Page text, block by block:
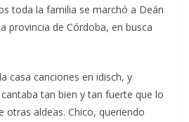
toda la familia se marchó a Deán
provincia de Córdoba, en busca
casa canciones en idisch, y
tan bien y tan fuerte que lo
otras aldeas. Chico, queriendo